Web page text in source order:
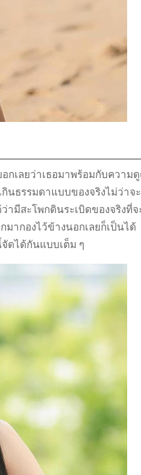
เลยว่าเธอมาพร้อมกับความ
นธรรมดาแบบของจริงไม่ว่าจ
ามีสะโพกดินระเบิดของจริงที่จ
มากองไว้ข้างนอกเลยก็เป็นได้
ดได้กันแบบเต็ม ๆ